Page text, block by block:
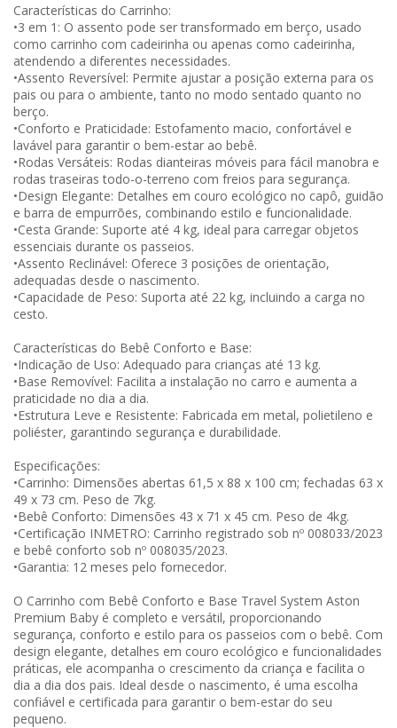
Características do Carrinho:
•3 em 1: O assento pode ser transformado em berço, usado
como carrinho com cadeirinha ou apenas como cadeirinha,
atendendo a diferentes necessidades.
•Assento Reversível: Permite ajustar a posição externa para os
pais ou para o ambiente, tanto no modo sentado quanto no
berço.
•Conforto e Praticidade: Estofamento macio, confortável e
lavável para garantir o bem-estar ao bebê.
•Rodas Versáteis: Rodas dianteiras móveis para fácil manobra e
rodas traseiras todo-o-terreno com freios para segurança.
•Design Elegante: Detalhes em couro ecológico no capô, guidão
e barra de empurrões, combinando estilo e funcionalidade.
•Cesta Grande: Suporte até 4 kg, ideal para carregar objetos
essenciais durante os passeios.
•Assento Reclinável: Oferece 3 posições de orientação,
adequadas desde o nascimento.
•Capacidade de Peso: Suporta até 22 kg, incluindo a carga no
cesto.
Características do Bebê Conforto e Base:
•Indicação de Uso: Adequado para crianças até 13 kg.
•Base Removível: Facilita a instalação no carro e aumenta a
praticidade no dia a dia.
•Estrutura Leve e Resistente: Fabricada em metal, polietileno e
poliéster, garantindo segurança e durabilidade.
Especificações:
•Carrinho: Dimensões abertas 61,5 x 88 x 100 cm; fechadas 63 x
49 x 73 cm. Peso de 7kg.
•Bebê Conforto: Dimensões 43 x 71 x 45 cm. Peso de 4kg.
•Certificação INMETRO: Carrinho registrado sob nº 008033/2023
e bebê conforto sob nº 008035/2023.
•Garantia: 12 meses pelo fornecedor.
O Carrinho com Bebê Conforto e Base Travel System Aston
Premium Baby é completo e versátil, proporcionando
segurança, conforto e estilo para os passeios com o bebê. Com
design elegante, detalhes em couro ecológico e funcionalidades
práticas, ele acompanha o crescimento da criança e facilita o
dia a dia dos pais. Ideal desde o nascimento, é uma escolha
confiável e certificada para garantir o bem-estar do seu
pequeno.